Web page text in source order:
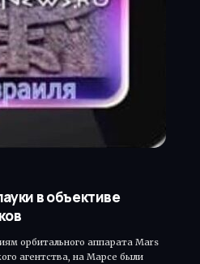
в объективе
орбитального аппарата Mars
агентства, на Марсе были